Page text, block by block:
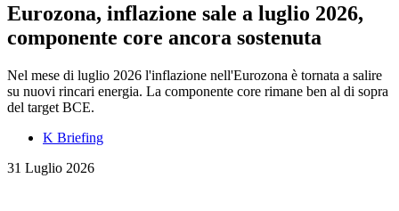
Eurozona, inflazione sale a luglio 2026,
componente core ancora sostenuta
Nel mese di luglio 2026 l'inflazione nell'Eurozona è tornata a salire
su nuovi rincari energia. La componente core rimane ben al di sopra
del target BCE.
K Briefing
31 Luglio 2026